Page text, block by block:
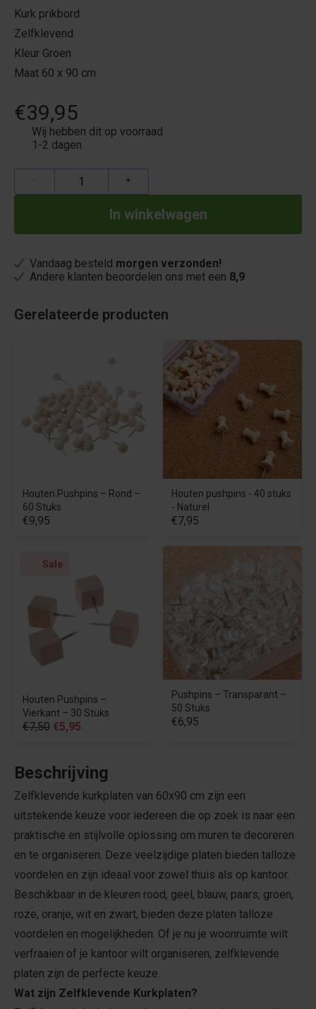
Kurk prikbord
Zelfklevend
Kleur Groen
Maat 60 x 90 cm
€39,95
Wij hebben dit op voorraad
1-2 dagen
+
Vandaag besteld morgen verzonden!
Andere klanten beoordelen ons met een 8,9
Gerelateerde producten
Houten Pushpins – Rond –
60 Stuks
€9,95
Houten pushpins - 40 stuks
- Naturel
€7,95
Sale
Houten Pushpins –
Vierkant – 30 Stuks
€7,50 €5,95
Pushpins – Transparant –
50 Stuks
€6,95
Beschrijving
Zelfklevende kurkplaten van 60x90 cm zijn een
uitstekende keuze voor iedereen die op zoek is naar een
praktische en stijlvolle oplossing om muren te decoreren
en te organiseren. Deze veelzijdige platen bieden talloze
voordelen en zijn ideaal voor zowel thuis als op kantoor.
Beschikbaar in de kleuren rood, geel, blauw, paars, groen,
roze, oranje, wit en zwart, bieden deze platen talloze
voordelen en mogelijkheden. Of je nu je woonruimte wilt
verfraaien of je kantoor wilt organiseren, zelfklevende
platen zijn de perfecte keuze.
Wat zijn Zelfklevende Kurkplaten?